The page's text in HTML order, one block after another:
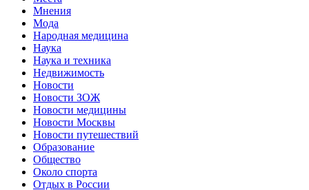
Мнения
Мода
Народная медицина
Наука
Наука и техника
Недвижимость
Новости
Новости ЗОЖ
Новости медицины
Новости Москвы
Новости путешествий
Образование
Общество
Около спорта
Отдых в России